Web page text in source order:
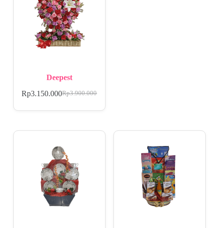
Deepest
Rp3.900.000
Rp3.150.000